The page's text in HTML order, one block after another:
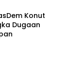
Konut
Dugaan